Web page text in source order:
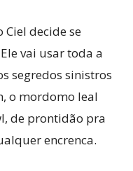
Ciel decide se
vai usar toda a
segredos sinistros
o mordomo leal
de prontidão pra
encrenca.